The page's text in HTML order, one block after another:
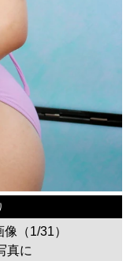
（1/31）
真に